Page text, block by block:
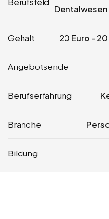
Berufsfeld
Dentalwesen
Gehalt 20 Euro - 20
Angebotsende
Berufserfahrung
Branche
Bildung